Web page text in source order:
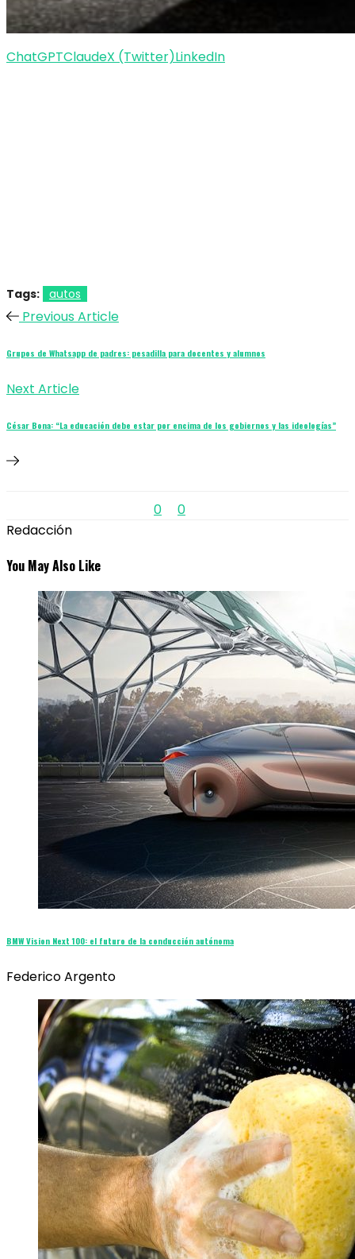
ChatGPTClaudeX (Twitter)LinkedIn
Tags: autos
Previous Article
Grupos de Whatsapp de padres: pesadilla para docentes y alumnos
Next Article
César Bona: “La educación debe estar por encima de los gobiernos y las ideologías”
0
0
Redacción
You May Also Like
BMW Vision Next 100: el futuro de la conducción autónoma
Federico Argento